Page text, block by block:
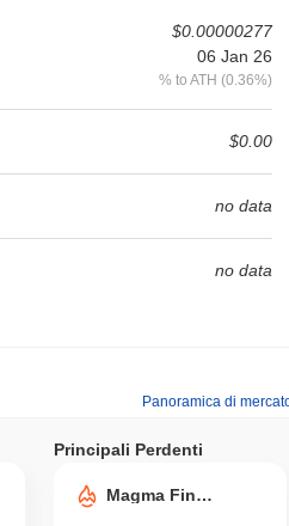
$0.00000277
06 Jan 26
% to ATH (0.36%)
$0.00
no data
no data
Panoramica di
Principali Perdenti
Magma Finance